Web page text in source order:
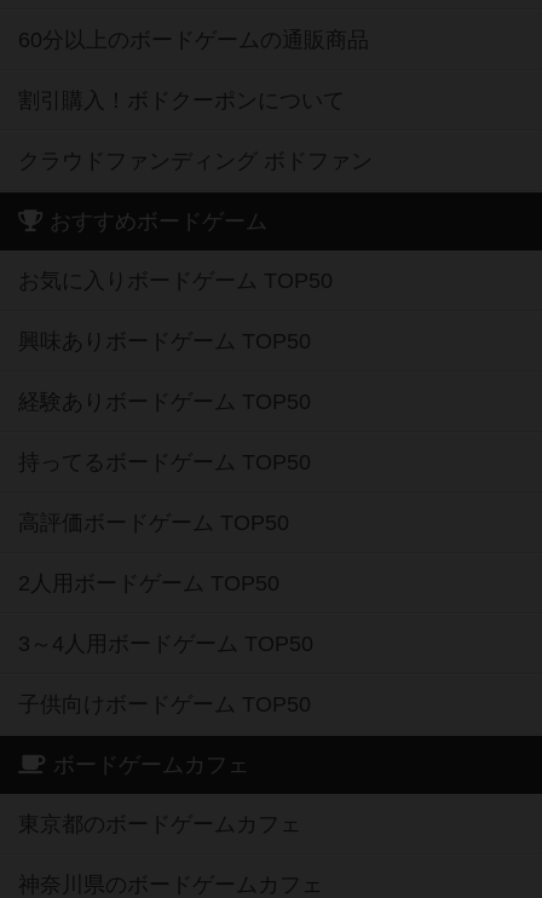
60分以上のボードゲームの通販商品
割引購入！ボドクーポンについて
クラウドファンディング ボドファン
おすすめボードゲーム
お気に入りボードゲーム TOP50
興味ありボードゲーム TOP50
経験ありボードゲーム TOP50
持ってるボードゲーム TOP50
高評価ボードゲーム TOP50
2人用ボードゲーム TOP50
3～4人用ボードゲーム TOP50
子供向けボードゲーム TOP50
ボードゲームカフェ
東京都のボードゲームカフェ
神奈川県のボードゲームカフェ